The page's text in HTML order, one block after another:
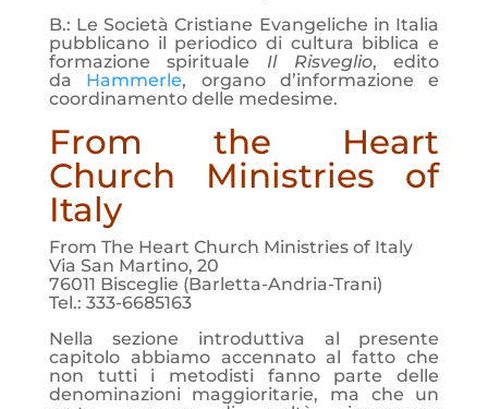
B.: Le Società Cristiane Evangeliche in Italia
pubblicano il periodico di cultura biblica e
formazione spirituale Il Risveglio, edito
da Hammerle, organo d’informazione e
coordinamento delle medesime.
From the Heart
Church Ministries of
Italy
From The Heart Church Ministries of Italy
Via San Martino, 20
76011 Bisceglie (Barletta-Andria-Trani)
Tel.: 333-6685163
Nella sezione introduttiva al presente
capitolo abbiamo accennato al fatto che
non tutti i metodisti fanno parte delle
denominazioni maggioritarie, ma che un